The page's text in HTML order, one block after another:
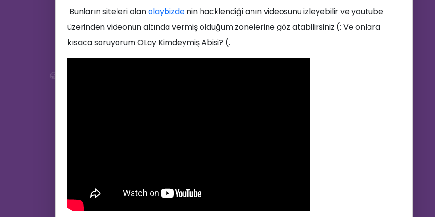
😂
Bunların siteleri olanolaybizde nin hacklendiği anın videosunu izleyebilir ve youtube
üzerinden videonun altında vermiş olduğum zonelerine göz atabilirsiniz (: Ve onlara
kısaca soruyorum OLay Kimdeymiş Abisi? (.